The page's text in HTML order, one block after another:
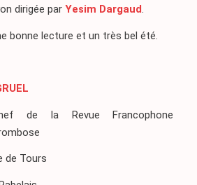
dirigée par Yesim Dargaud.
bonne lecture et un très bel été.
de la Revue Francophone
de Tours